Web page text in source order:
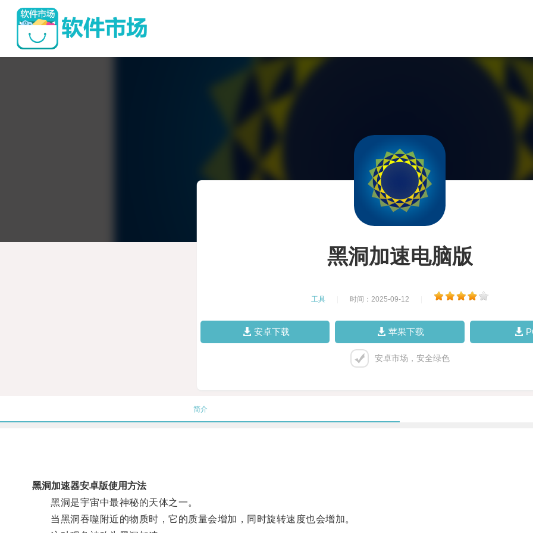
黑洞加速电脑版
工具 时间：2025-09-12
安卓下载 苹果下载
安卓市场，安全绿色
简介
黑洞加速器安卓版使用方法
黑洞是宇宙中最神秘的天体之一。
当黑洞吞噬附近的物质时，它的质量会增加，同时旋转速度也会增加。